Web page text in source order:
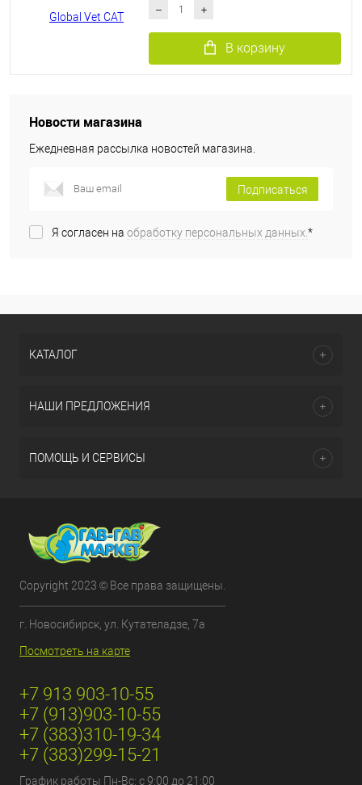
В корзину
Новости магазина
Ежедневная рассылка новостей магазина.
Подписаться
Я согласен на обработку персональных данных.*
КАТАЛОГ
НАШИ ПРЕДЛОЖЕНИЯ
ПОМОЩЬ И СЕРВИСЫ
Copyright 2023 © Все права защищены.
г. Новосибирск, ул. Кутателадзе, 7а
Посмотреть на карте
+7 913 903-10-55
+7 (913)903-10-55
+7 (383)310-19-34
+7 (383)299-15-21
График работы Пн-Вс: с 9:00 до 21:00